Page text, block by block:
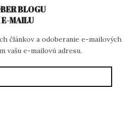
BLOGU
MAILU
článkov a odoberanie e-mailových
vašu e-mailovú adresu.